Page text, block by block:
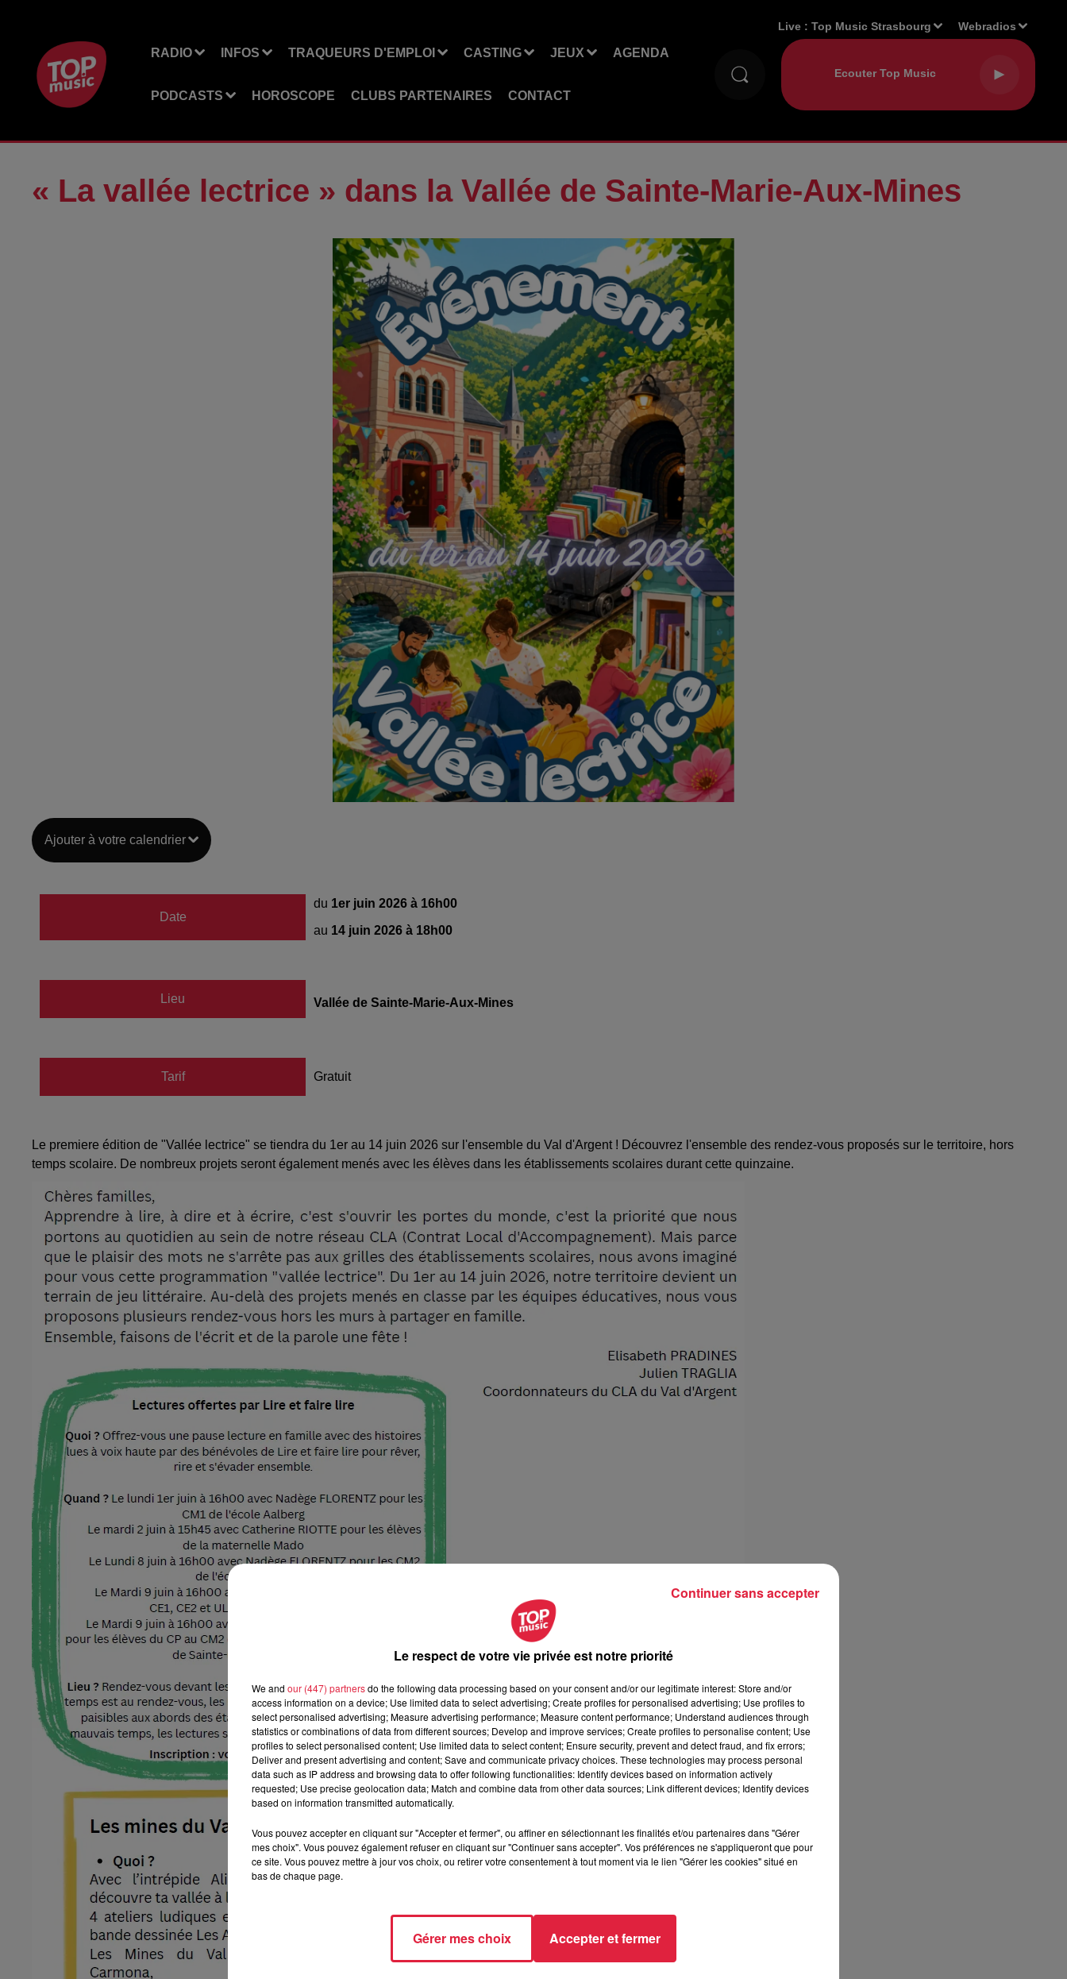
RADIO INFOS TRAQUEURS D'EMPLOI CASTING JEUX AGENDA
PODCASTS HOROSCOPE CLUBS PARTENAIRES CONTACT
Live :Top Music Strasbourg Webradios
« La vallée lectrice » dans la Vallée de Sainte-Marie-Aux-Mines
Ajouter à votre calendrier
Date
du 1er juin 2026 à 16h00
au 14 juin 2026 à 18h00
Lieu Vallée de Sainte-Marie-Aux-Mines
Tarif Gratuit
Le premiere édition de "Vallée lectrice" se tiendra du 1er au 14 juin 2026 sur l'ensemble du Val d'Argent ! Découvrez l'ensemble des rendez-vous proposés sur le territoire, hors
temps scolaire. De nombreux projets seront également menés avec les élèves dans les établissements scolaires durant cette quinzaine.
Le respect de votre vie privée est notre priorité
We and our (447) partnersdo the following data processing based on your consent and/or our legitimate interest: Store and/or
access information on a device; Use limited data to select advertising; Create profiles for personalised advertising; Use profiles to
select personalised advertising; Measure advertising performance; Measure content performance; Understand audiences through
statistics or combinations of data from different sources; Develop and improve services; Create profiles to personalise content; Use
profiles to select personalised content; Use limited data to select content; Ensure security, prevent and detect fraud, and fix errors;
Deliver and present advertising and content; Save and communicate privacy choices. These technologies may process personal
data such as IP address and browsing data to offer following functionalities: Identify devices based on information actively
requested; Use precise geolocation data; Match and combine data from other data sources; Link different devices; Identify devices
based on information transmitted automatically.
Vous pouvez accepter en cliquant sur "Accepter et fermer", ou affiner en sélectionnant les finalités et/ou partenaires dans "Gérer
mes choix". Vous pouvez également refuser en cliquant sur "Continuer sans accepter". Vos préférences ne s'appliqueront que pour
ce site. Vous pouvez mettre à jour vos choix, ou retirer votre consentement à tout moment via le lien "Gérer les cookies" situé en
bas de chaque page.
Gérer mes choix Accepter et fermer
Continuer sans accepter